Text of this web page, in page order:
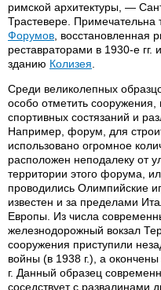
римской архитектуры, —
Трастевере. Примечательна
Форумов , восстановленная
реставраторами в 1930-е
зданию Колизея
Среди великолепных
особо отметить
спортивных состязаний и
Например, форум, для
использовано огромное
расположен неподалеку от
территории этого форума,
проводились Олимпийские
известен и за пределами
Европы. Из числа
железнодорожный вокзал
сооружения приступили
войны (в 1938 г.), а
г. Данный образец
соседствует с развалинами